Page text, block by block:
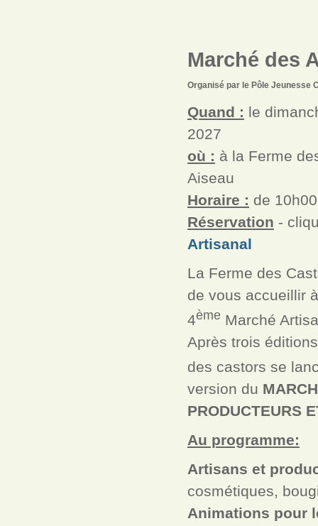
Marché des
Organisé par le Pôle Jeunesse
Quand : le
2027
où : à la Ferme
Aiseau
Horaire : de
Réservation -
Artisanal
La Ferme des
de vous accueillir
4ème Marché
Après trois
des castors se
version du
PRODUCTEURS
Au programme:
Artisans et
cosmétiques,
Animations pour